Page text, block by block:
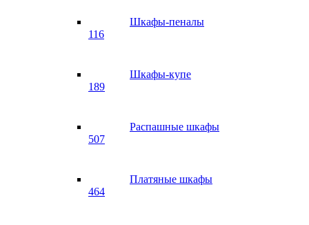
Шкафы-пеналы
116
Шкафы-купе
189
Распашные шкафы
507
Платяные шкафы
464